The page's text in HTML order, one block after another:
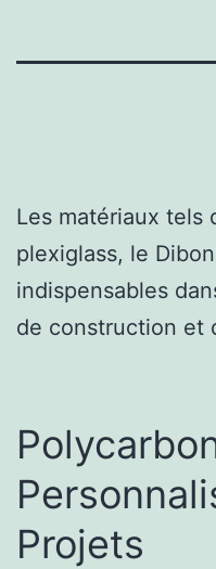
Les matériaux tels
plexiglass, le
indispensables
de construction et
Projets